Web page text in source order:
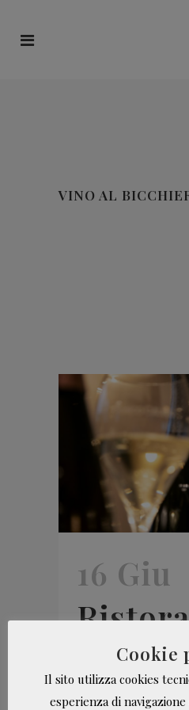
VINO AL
16 Giu
Cookie
Il sito utilizza cookies
esperienza di